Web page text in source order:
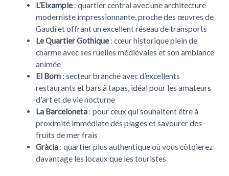
L’Eixample: quartier central avec une architecture
moderniste impressionnante, proche des œuvres de
Gaudí et offrant un excellent réseau de transports
Le Quartier Gothique: cœur historique plein de
charme avec ses ruelles médiévales et son ambiance
animée
El Born : secteur branché avec d’excellents
restaurants et bars à tapas, idéal pour les amateurs
d’art et de vie nocturne
La Barceloneta : pour ceux qui souhaitent être à
proximité immédiate des plages et savourer des
fruits de mer frais
Gràcia : quartier plus authentique où vous côtoierez
davantage les locaux que les touristes